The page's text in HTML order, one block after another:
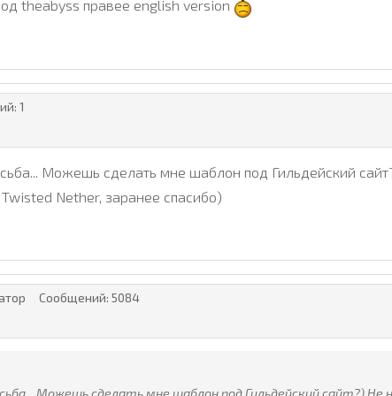
theabyss правее english version
1
Можешь сделать мне шаблон под Гильдейский
Nether, заранее спасибо)
Сообщений: 5084
Можешь сделать мне шаблон под Гильдейский сайт?)